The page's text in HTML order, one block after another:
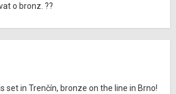
o bronz. ??
set in Trenčín, bronze on the line in Brno!